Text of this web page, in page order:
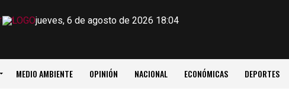
jueves, 6 de agosto de 2026 18:04
MEDIO AMBIENTE OPINIÓN NACIONAL ECONÓMICAS DEPORTES